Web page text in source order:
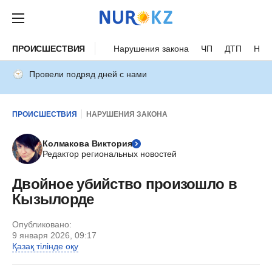
ПРОИСШЕСТВИЯ Нарушения закона ЧП ДТП
Провели подряд дней с нами
ПРОИСШЕСТВИЯ НАРУШЕНИЯ ЗАКОНА
Колмакова Виктория
Редактор региональных новостей
Двойное убийство произошло в
Кызылорде
Опубликовано:
9 января 2026, 09:17
Қазақ тілінде оқу